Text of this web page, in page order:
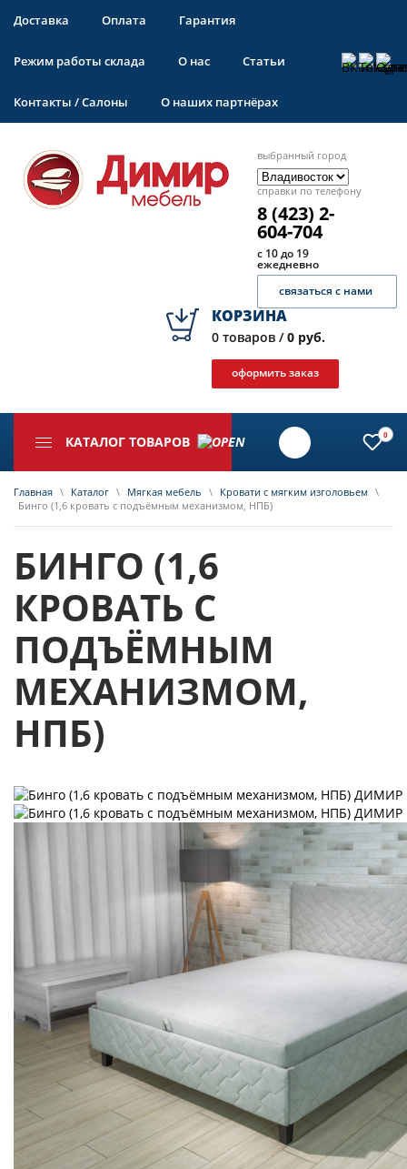
Доставка Оплата Гарантия
Режим работы склада О нас Статьи
Контакты / Салоны О наших партнёрах
выбранный город
справки по телефону
8 (423) 2-
604-704
с 10 до 19
ежедневно
связаться с нами
КОРЗИНА
0 товаров / 0 руб.
оформить заказ
КАТАЛОГ ТОВАРОВ 0
Главная \ Каталог \ Мягкая мебель \ Кровати с мягким изголовьем \
Бинго (1,6 кровать с подъёмным механизмом, НПБ)
БИНГО (1,6
КРОВАТЬ С
ПОДЪЁМНЫМ
МЕХАНИЗМОМ,
НПБ)